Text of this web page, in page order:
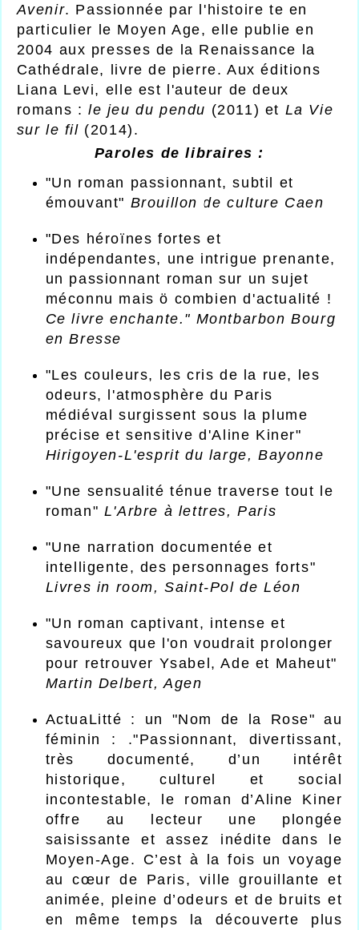
Avenir. Passionnée par l'histoire te en
particulier le Moyen Age, elle publie en
2004 aux presses de la Renaissance la
Cathédrale, livre de pierre. Aux éditions
Liana Levi, elle est l'auteur de deux
romans : le jeu du pendu (2011) et La Vie
sur le fil (2014).
Paroles de libraires :
"Un roman passionnant, subtil et
émouvant" Brouillon de culture Caen
"Des héroïnes fortes et
indépendantes, une intrigue prenante,
un passionnant roman sur un sujet
méconnu mais ö combien d'actualité !
Ce livre enchante." Montbarbon Bourg
en Bresse
"Les couleurs, les cris de la rue, les
odeurs, l'atmosphère du Paris
médiéval surgissent sous la plume
précise et sensitive d'Aline Kiner"
Hirigoyen-L'esprit du large, Bayonne
"Une sensualité ténue traverse tout le
roman" L'Arbre à lettres, Paris
"Une narration documentée et
intelligente, des personnages forts"
Livres in room, Saint-Pol de Léon
"Un roman captivant, intense et
savoureux que l'on voudrait prolonger
pour retrouver Ysabel, Ade et Maheut"
Martin Delbert, Agen
ActuaLitté : un "Nom de la Rose" au
féminin : ."Passionnant, divertissant,
très documenté, d’un intérêt
historique, culturel et social
incontestable, le roman d’Aline Kiner
offre au lecteur une plongée
saisissante et assez inédite dans le
Moyen-Age. C’est à la fois un voyage
au cœur de Paris, ville grouillante et
animée, pleine d’odeurs et de bruits et
en même temps la découverte plus